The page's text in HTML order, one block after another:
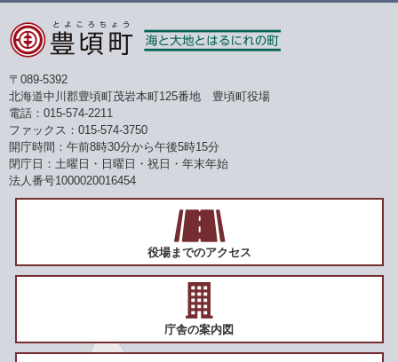
〒089-5392
北海道中川郡豊頃町茂岩本町125番地 豊頃町役場
電話：015-574-2211
ファックス：015-574-3750
開庁時間：午前8時30分から午後5時15分
閉庁日：土曜日・日曜日・祝日・年末年始
法人番号1000020016454
役場までのアクセス
庁舎の案内図